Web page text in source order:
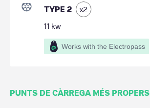
TYPE 2 x2
11 kw
Works with the Electropass
PUNTS DE CÀRREGA MÉS PROPERS